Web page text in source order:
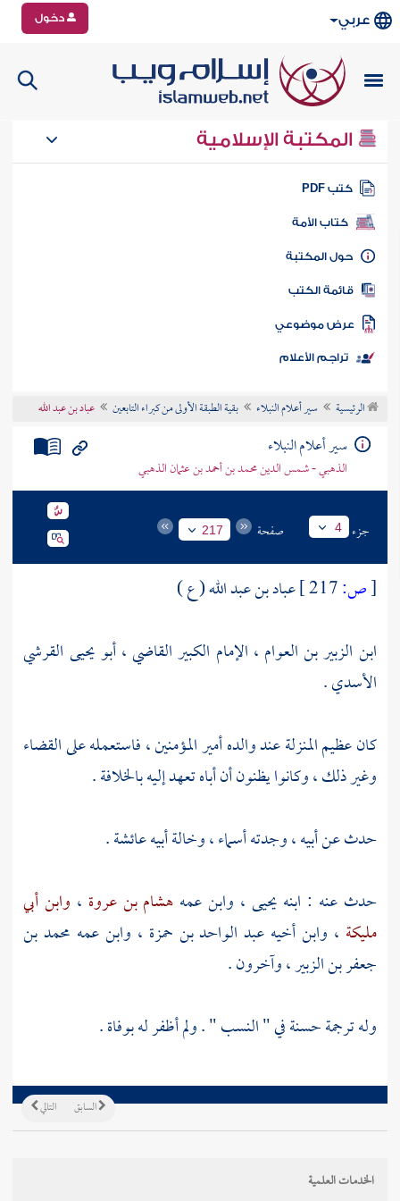
عربي دخول
المكتبة الإسلامية
كتب PDF
كتاب الأمة
المكتبة
الكتب
موضوعي
تراجم الأعلام
الرئيسية سير أعلام النبلاء بقية الطبقة الأولى من كبراء التابعين عباد بن عبد الله
سير أعلام النبلاء
الذهبي - شمس الدين محمد بن أحمد بن عثمان الذهبي
جزء 4 صفحة 217
[ص:
عباد بن عبد الله ( ع )
ابن الزبير بن العوام ، الإمام الكبير القاضي ، أبو يحيى القرشي
الأسدي .
كان عظيم المنزلة عند والده أمير المؤمنين ، فاستعمله على القضاء
وغير ذلك ، وكانوا يظنون أن أباه تعهد إليه بالخلافة .
حدث عن أبيه ، وجدتهأسماء، وخالة أبيهعائشة.
حدث عنه : ابنه يحيى ، وابن عمه هشام بن عروة ، وابن أبي
مليكة ، وابن أخيه عبد الواحد بن حمزة ، وابن عمه محمد بن
جعفر بن الزبير، وآخرون .
وله ترجمة حسنة في " النسب " . ولم أظفر له بوفاة .
التالي السابق
الخدمات العلمية